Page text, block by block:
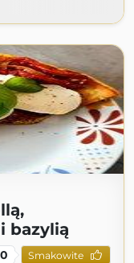
bazylią
0 Smakowite